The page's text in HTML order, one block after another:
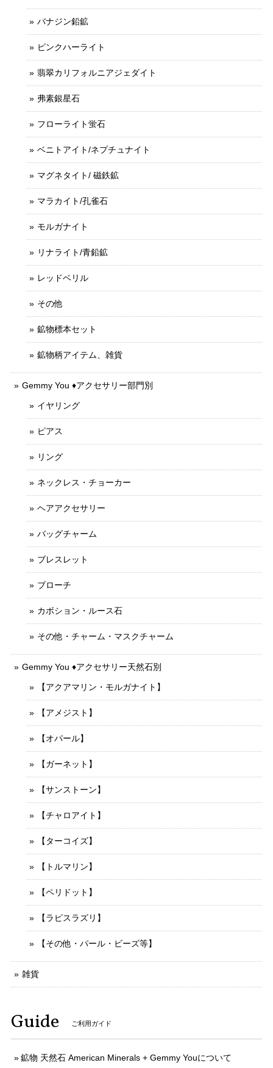
バナジン鉛鉱
ピンクハーライト
翡翠カリフォルニアジェダイト
弗素銀星石
フローライト蛍石
ベニトアイト/ネプチュナイト
マグネタイト/ 磁鉄鉱
マラカイト/孔雀石
モルガナイト
リナライト/青鉛鉱
レッドベリル
その他
鉱物標本セット
鉱物柄アイテム、雑貨
Gemmy You ♦︎アクセサリー部門別
イヤリング
ピアス
リング
ネックレス・チョーカー
ヘアアクセサリー
バッグチャーム
ブレスレット
ブローチ
カボション・ルース石
その他・チャーム・マスクチャーム
Gemmy You ♦︎アクセサリー天然石別
【アクアマリン・モルガナイト】
【アメジスト】
【オパール】
【ガーネット】
【サンストーン】
【チャロアイト】
【ターコイズ】
【トルマリン】
【ペリドット】
【ラピスラズリ】
【その他・パール・ビーズ等】
雑貨
Guide ご利用ガイド
鉱物 天然石 American Minerals + Gemmy Youについて